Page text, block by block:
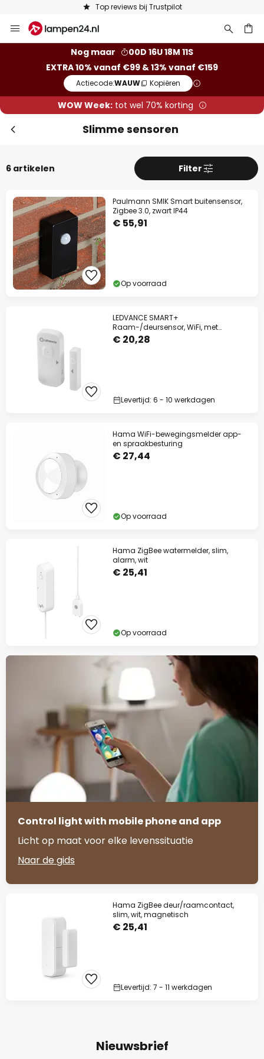
Top reviews bij Trustpilot
naar
Nog maar
00D 16U 18M 11S
EXTRA 10% vanaf €99 & 13% vanaf €159
Actiecode:WAUW Kopiëren
WOW Week:tot wel 70% korting
Slimme sensoren
6 artikelen Filter
Paulmann SMIK Smart buitensensor,
Zigbee 3.0, zwart IP44
€ 55,91
Op voorraad
LEDVANCE SMART+
Raam-/deursensor, WiFi, met
oplaadbare batterij
€ 20,28
Levertijd: 6 - 10 werkdagen
Hama WiFi-bewegingsmelder app-
en spraakbesturing
€ 27,44
Op voorraad
Hama ZigBee watermelder, slim,
alarm, wit
€ 25,41
Op voorraad
Control light with mobile phone and app
Licht op maat voor elke levenssituatie
Naar de gids
Hama ZigBee deur/raamcontact,
slim, wit, magnetisch
€ 25,41
Levertijd: 7 - 11 werkdagen
Nieuwsbrief